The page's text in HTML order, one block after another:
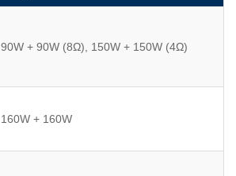
90W + 90W (8Ω), 150W + 150W (4Ω)
160W + 160W